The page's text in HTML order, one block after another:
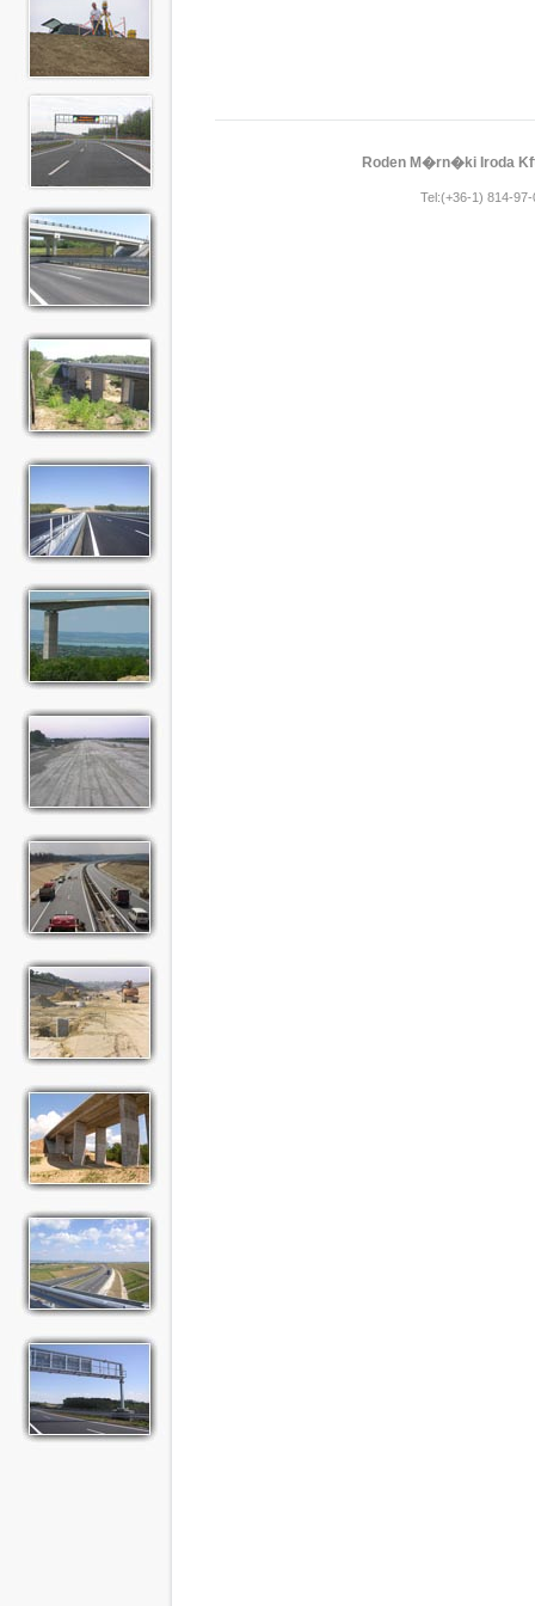
Roden M�rn�ki Iroda
Tel:(+36-1) 814-